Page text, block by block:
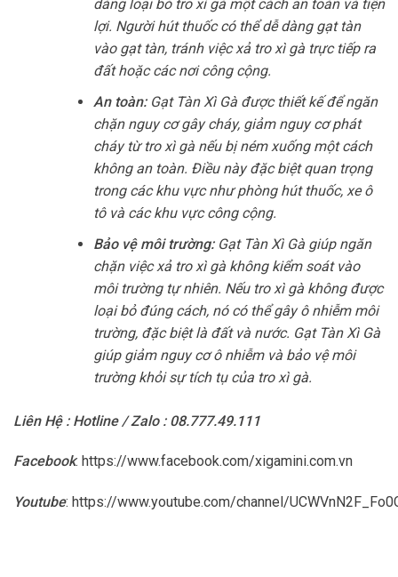
dàng loại bỏ tro xì gà một cách an toàn và tiện
lợi. Người hút thuốc có thể dễ dàng gạt tàn
vào gạt tàn, tránh việc xả tro xì gà trực tiếp ra
đất hoặc các nơi công cộng.
An toàn:Gạt Tàn Xì Gà được thiết kế để ngăn
chặn nguy cơ gây cháy, giảm nguy cơ phát
cháy từ tro xì gà nếu bị ném xuống một cách
không an toàn. Điều này đặc biệt quan trọng
trong các khu vực như phòng hút thuốc, xe ô
tô và các khu vực công cộng.
Bảo vệ môi trường:Gạt Tàn Xì Gà giúp ngăn
chặn việc xả tro xì gà không kiểm soát vào
môi trường tự nhiên. Nếu tro xì gà không được
loại bỏ đúng cách, nó có thể gây ô nhiễm môi
trường, đặc biệt là đất và nước. Gạt Tàn Xì Gà
giúp giảm nguy cơ ô nhiễm và bảo vệ môi
trường khỏi sự tích tụ của tro xì gà.
Liên Hệ : Hotline / Zalo : 08.777.49.111
Facebook: https://www.facebook.com/xigamini.com.vn
Youtube: https://www.youtube.com/channel/